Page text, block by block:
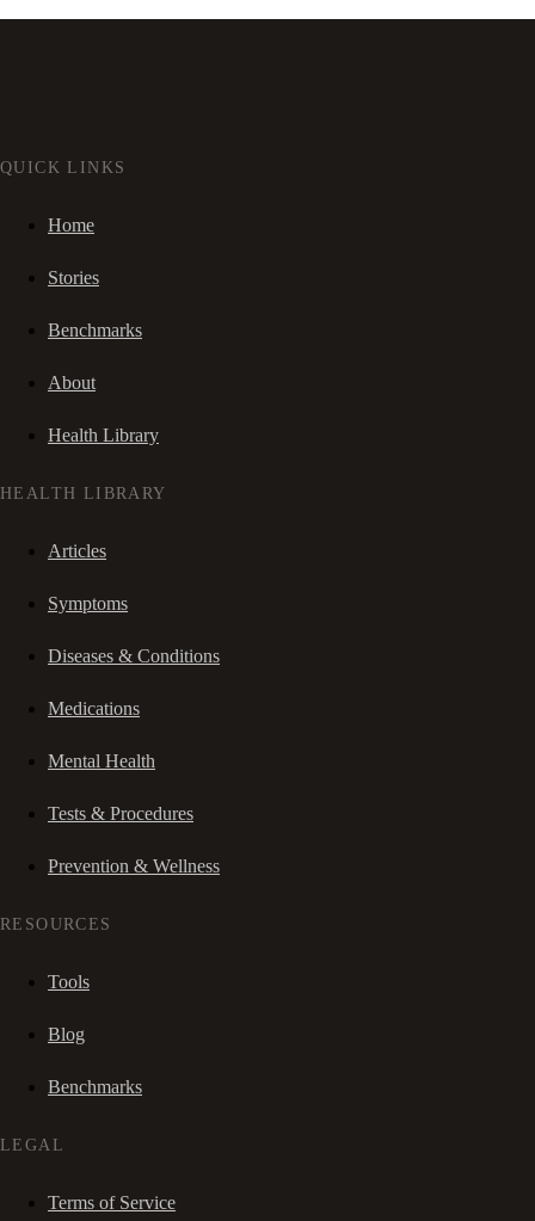
QUICK LINKS
Home
Stories
Benchmarks
About
Health Library
HEALTH LIBRARY
Articles
Symptoms
Diseases & Conditions
Medications
Mental Health
Tests & Procedures
Prevention & Wellness
RESOURCES
Tools
Blog
Benchmarks
LEGAL
Terms of Service